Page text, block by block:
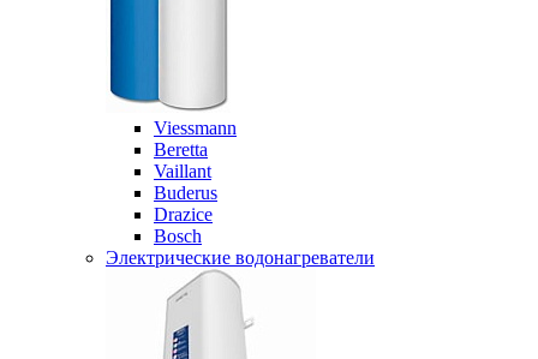
Viessmann
Beretta
Vaillant
Buderus
Drazice
Bosch
Электрические водонагреватели